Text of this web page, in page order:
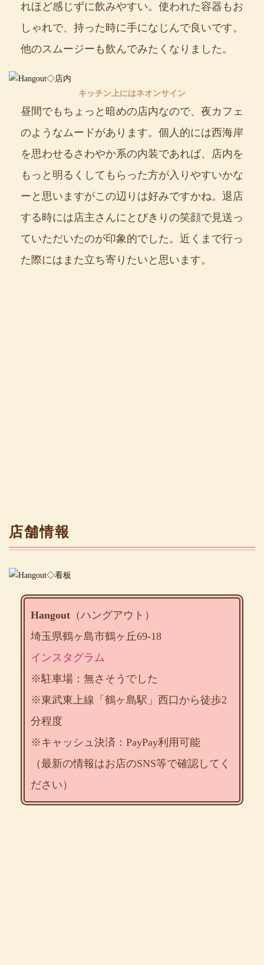
れほど感じずに飲みやすい。使われた容器もお
しゃれで、持った時に手になじんで良いです。
他のスムージーも飲んでみたくなりました。
キッチン上にはネオンサイン
昼間でもちょっと暗めの店内なので、夜カフェ
のようなムードがあります。個人的には西海岸
を思わせるさわやか系の内装であれば、店内を
もっと明るくしてもらった方が入りやすいかな
ーと思いますがこの辺りは好みですかね。退店
する時には店主さんにとびきりの笑顔で見送っ
ていただいたのが印象的でした。近くまで行っ
た際にはまた立ち寄りたいと思います。
店舗情報
Hangout （ハングアウト）
埼玉県鶴ヶ島市鶴ヶ丘69-18
インスタグラム
※駐車場：無さそうでした
※東武東上線「鶴ヶ島駅」西口から徒歩2
分程度
※キャッシュ決済：PayPay利用可能
（最新の情報はお店のSNS等で確認してく
ださい）